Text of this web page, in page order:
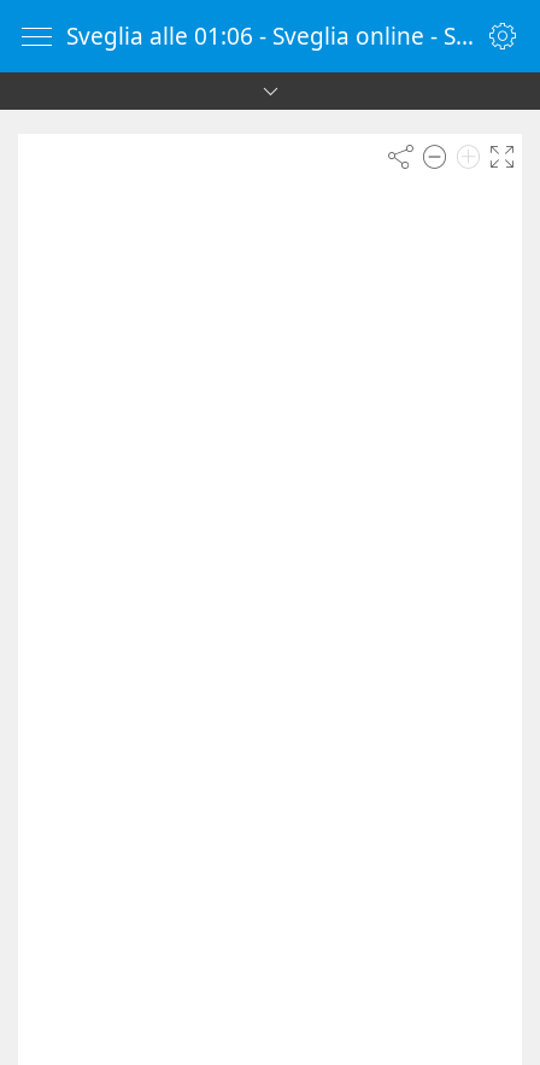
Sveglia alle 01:06 - Sveglia online - SvegliaOnline.it